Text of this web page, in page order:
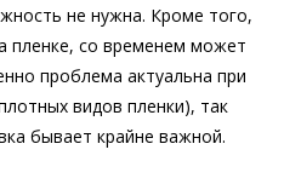
не нужна. Кроме того,
пленке, со временем может
проблема актуальна при
видов пленки), так
бывает крайне важной.